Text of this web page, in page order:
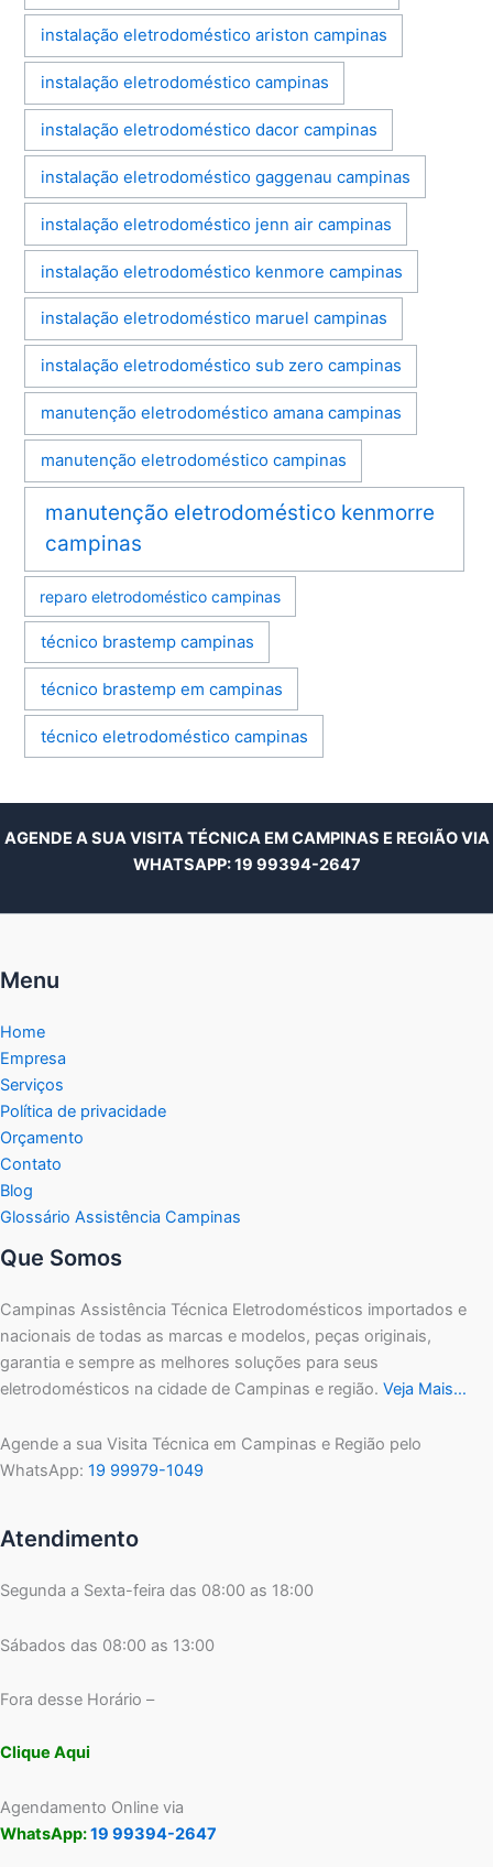
instalação eletrodoméstico ariston campinas
instalação eletrodoméstico campinas
instalação eletrodoméstico dacor campinas
instalação eletrodoméstico gaggenau campinas
instalação eletrodoméstico jenn air campinas
instalação eletrodoméstico kenmore campinas
instalação eletrodoméstico maruel campinas
instalação eletrodoméstico sub zero campinas
manutenção eletrodoméstico amana campinas
manutenção eletrodoméstico campinas
manutenção eletrodoméstico kenmorre
campinas
reparo eletrodoméstico campinas
técnico brastemp campinas
técnico brastemp em campinas
técnico eletrodoméstico campinas
AGENDE A SUA VISITA TÉCNICA EM CAMPINAS E REGIÃO VIA
WHATSAPP:19 99394-2647
Menu
Home
Empresa
Serviços
Política de privacidade
Orçamento
Contato
Blog
Glossário Assistência Campinas
Que Somos
Campinas Assistência Técnica Eletrodomésticos importados e
nacionais de todas as marcas e modelos, peças originais,
garantia e sempre as melhores soluções para seus
eletrodomésticos na cidade de Campinas e região. Veja Mais…
Agende a sua Visita Técnica em Campinas e Região pelo
WhatsApp: 19 99979-1049
Atendimento
Segunda a Sexta-feira das 08:00 as 18:00
Sábados das 08:00 as 13:00
Fora desse Horário –
Clique Aqui
Agendamento Online via
WhatsApp:19 99394-2647